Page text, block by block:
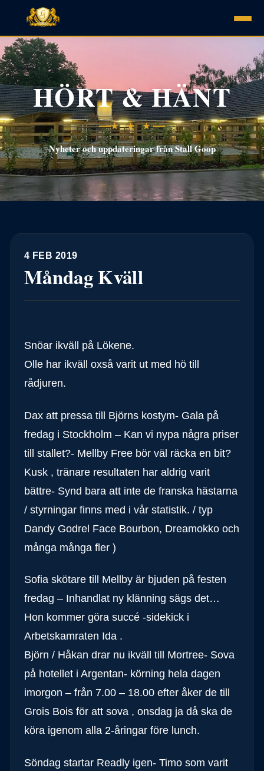
HÖRT & HÄNT
★ ★ ★
Nyheter och uppdateringar från Stall Goop
4 FEB 2019
Måndag Kväll
Snöar ikväll på Lökene.
Olle har ikväll oxså varit ut med hö till
rådjuren.
Dax att pressa till Björns kostym- Gala på
fredag i Stockholm – Kan vi nypa några priser
till stallet?- Mellby Free bör väl räcka en bit?
Kusk , tränare resultaten har aldrig varit
bättre- Synd bara att inte de franska hästarna
/ styrningar finns med i vår statistik. / typ
Dandy Godrel Face Bourbon, Dreamokko och
många många fler )
Sofia skötare till Mellby är bjuden på festen
fredag – Inhandlat ny klänning sägs det…
Hon kommer göra succé -sidekick i
Arbetskamraten Ida .
Björn / Håkan drar nu ikväll till Mortree- Sova
på hotellet i Argentan- körning hela dagen
imorgon – från 7.00 – 18.00 efter åker de till
Grois Bois för att sova , onsdag ja då ska de
köra igenom alla 2-åringar före lunch.
Söndag startar Readly igen- Timo som varit